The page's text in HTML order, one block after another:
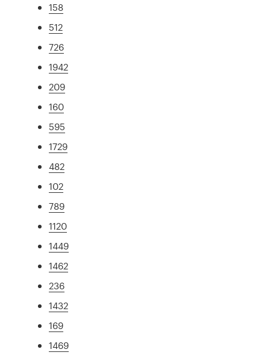
158
512
726
1942
209
160
595
1729
482
102
789
1120
1449
1462
236
1432
169
1469